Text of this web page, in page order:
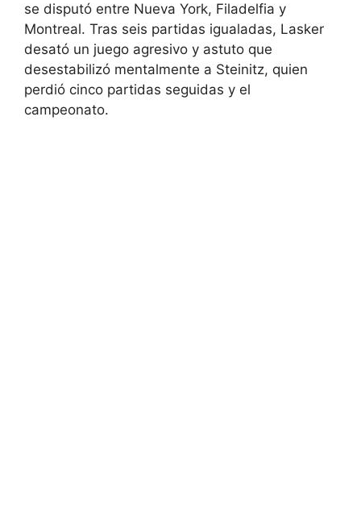
se disputó entre Nueva York, Filadelfia y
Montreal. Tras seis partidas igualadas, Lasker
desató un juego agresivo y astuto que
desestabilizó mentalmente a Steinitz, quien
perdió cinco partidas seguidas y el
campeonato.